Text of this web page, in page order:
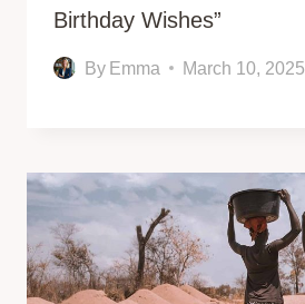
Birthday Wishes”
By Emma March 10, 2025